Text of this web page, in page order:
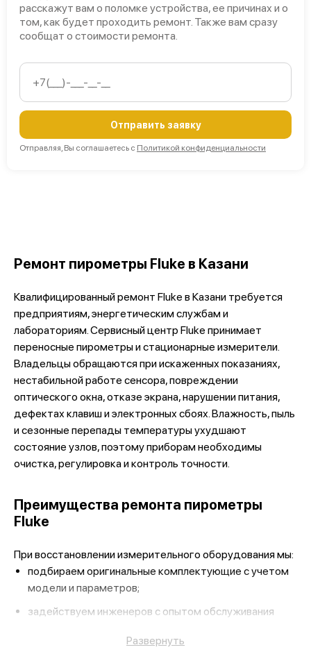
расскажут вам о поломке устройства, ее причинах и о
том, как будет проходить ремонт. Также вам сразу
сообщат о стоимости ремонта.
Отправить заявку
Отправляя, Вы соглашаетесь с Политикой конфиденциальности
Ремонт пирометры Fluke в Казани
Квалифицированный ремонт Fluke в Казани требуется
предприятиям, энергетическим службам и
лабораториям. Сервисный центр Fluke принимает
переносные пирометры и стационарные измерители.
Владельцы обращаются при искаженных показаниях,
нестабильной работе сенсора, повреждении
оптического окна, отказе экрана, нарушении питания,
дефектах клавиш и электронных сбоях. Влажность, пыль
и сезонные перепады температуры ухудшают
состояние узлов, поэтому приборам необходимы
очистка, регулировка и контроль точности.
Преимущества ремонта пирометры
Fluke
При восстановлении измерительного оборудования мы:
подбираем оригинальные комплектующие с учетом
модели и параметров;
задействуем инженеров с опытом обслуживания
Развернуть